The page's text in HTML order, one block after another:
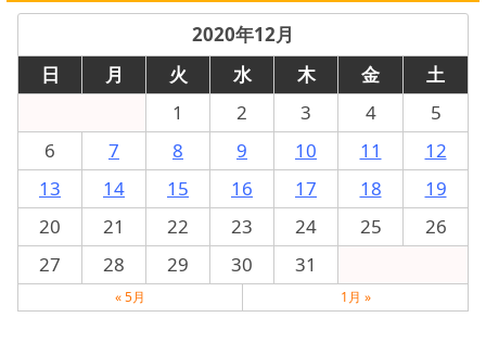
2020年12月
日
月 火 水 木 金
土
1
2 3 4
5
6
7 8 9 10 11
12
13
14 15 16 17 18
19
20
21 22 23 24 25
26
27
28 29 30 31
« 5月 1月 »